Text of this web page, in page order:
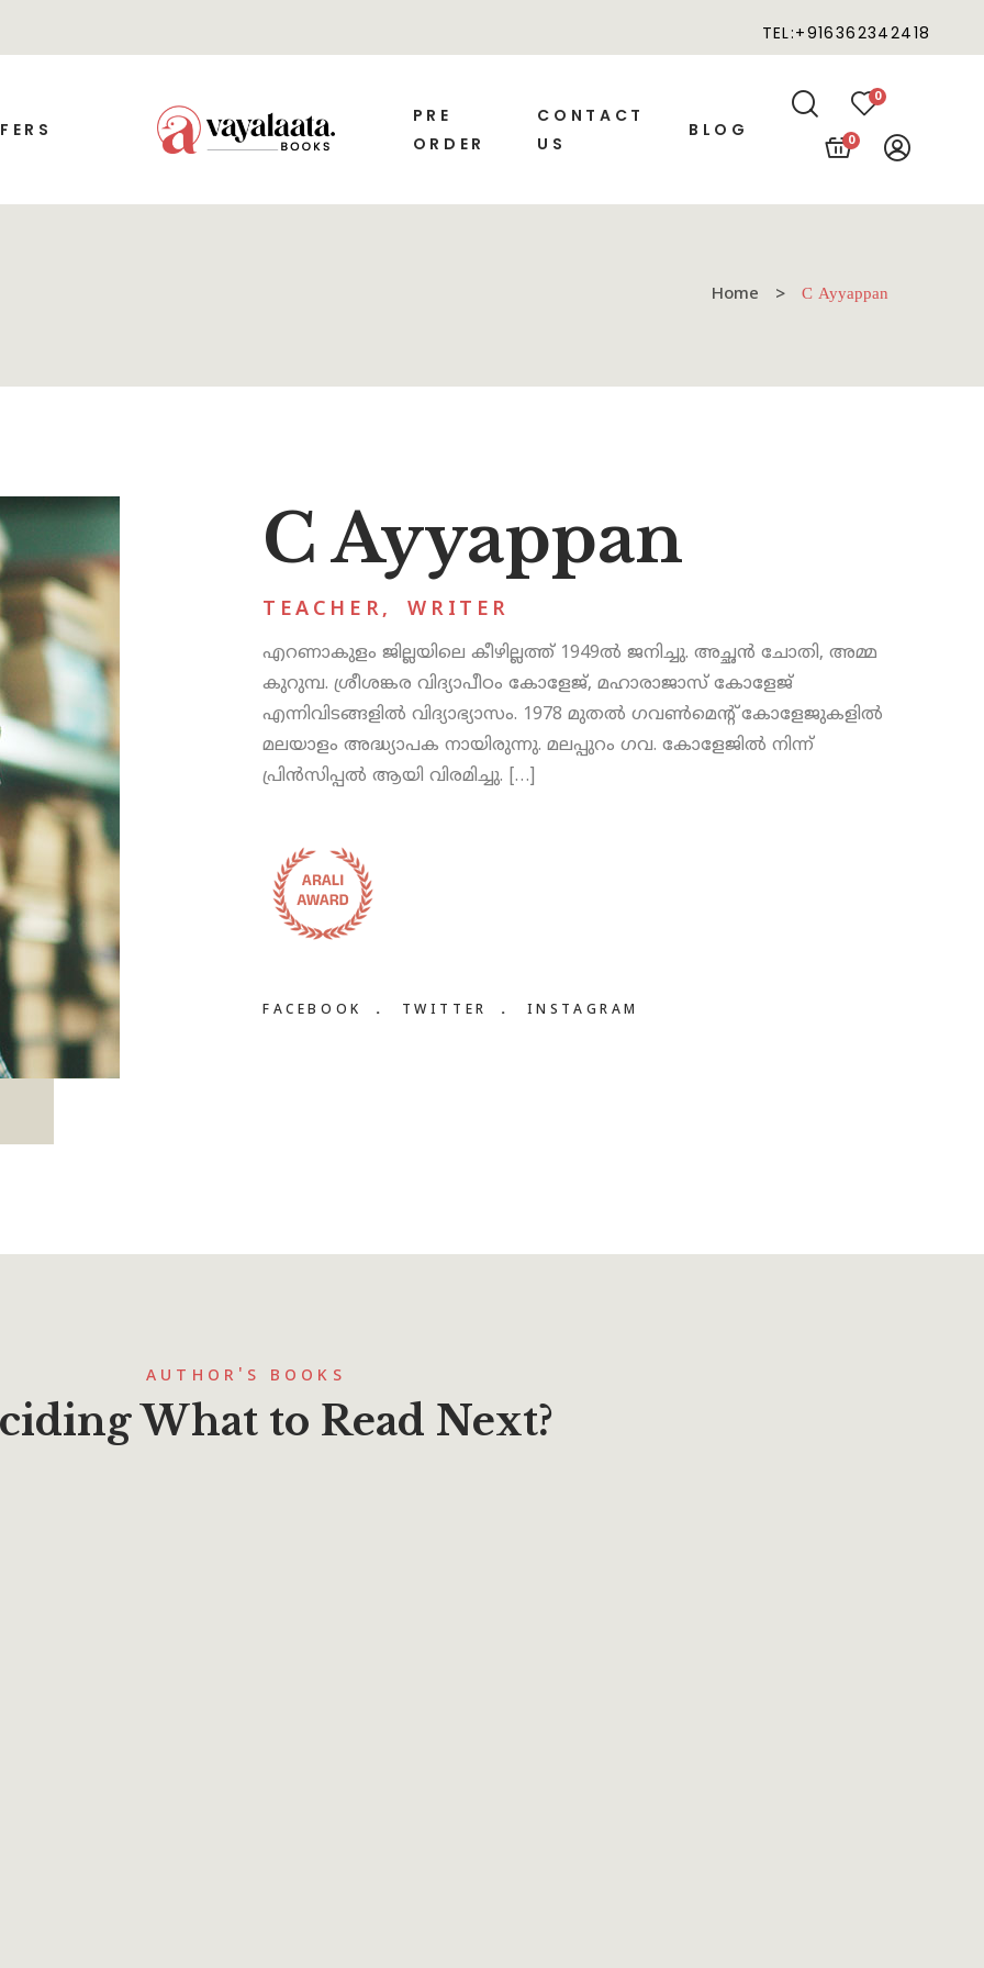
TEL:+916362342418
PRE
ORDER
CONTACT
US
BLOG
0
0
Home C Ayyappan
C Ayyappan
TEACHER, WRITER
എറണാകുളം ജില്ലയിലെ കീഴില്ലത്ത് 1949ൽ ജനിച്ചു. അച്ഛൻ ചോതി, അമ്മ
കുറുമ്പ. ശ്രീശങ്കര വിദ്യാപീഠം കോളേജ്, മഹാരാജാസ് കോളേജ്
എന്നിവിടങ്ങളിൽ വിദ്യാഭ്യാസം. 1978 മുതൽ ഗവൺമെന്റ് കോളേജുകളിൽ
മലയാളം അദ്ധ്യാപക നായിരുന്നു. മലപ്പുറം ഗവ. കോളേജിൽ നിന്ന്
പ്രിൻസിപ്പൽ ആയി വിരമിച്ചു. […]
FACEBOOK TWITTER INSTAGRAM
AUTHOR'S BOOKS
What to Read Next?